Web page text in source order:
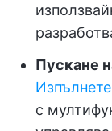
Пускане
с